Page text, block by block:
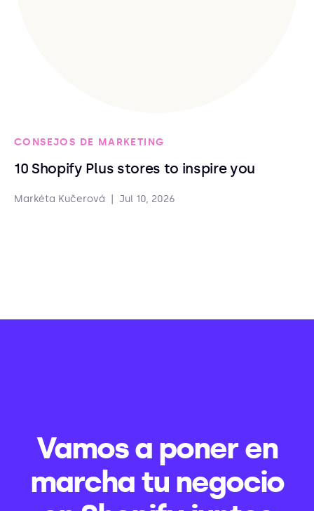
CONSEJOS DE MARKETING
10 Shopify Plus stores to inspire you
Markéta Kučerová Jul 10, 2026
Vamos a poner en
marcha tu negocio